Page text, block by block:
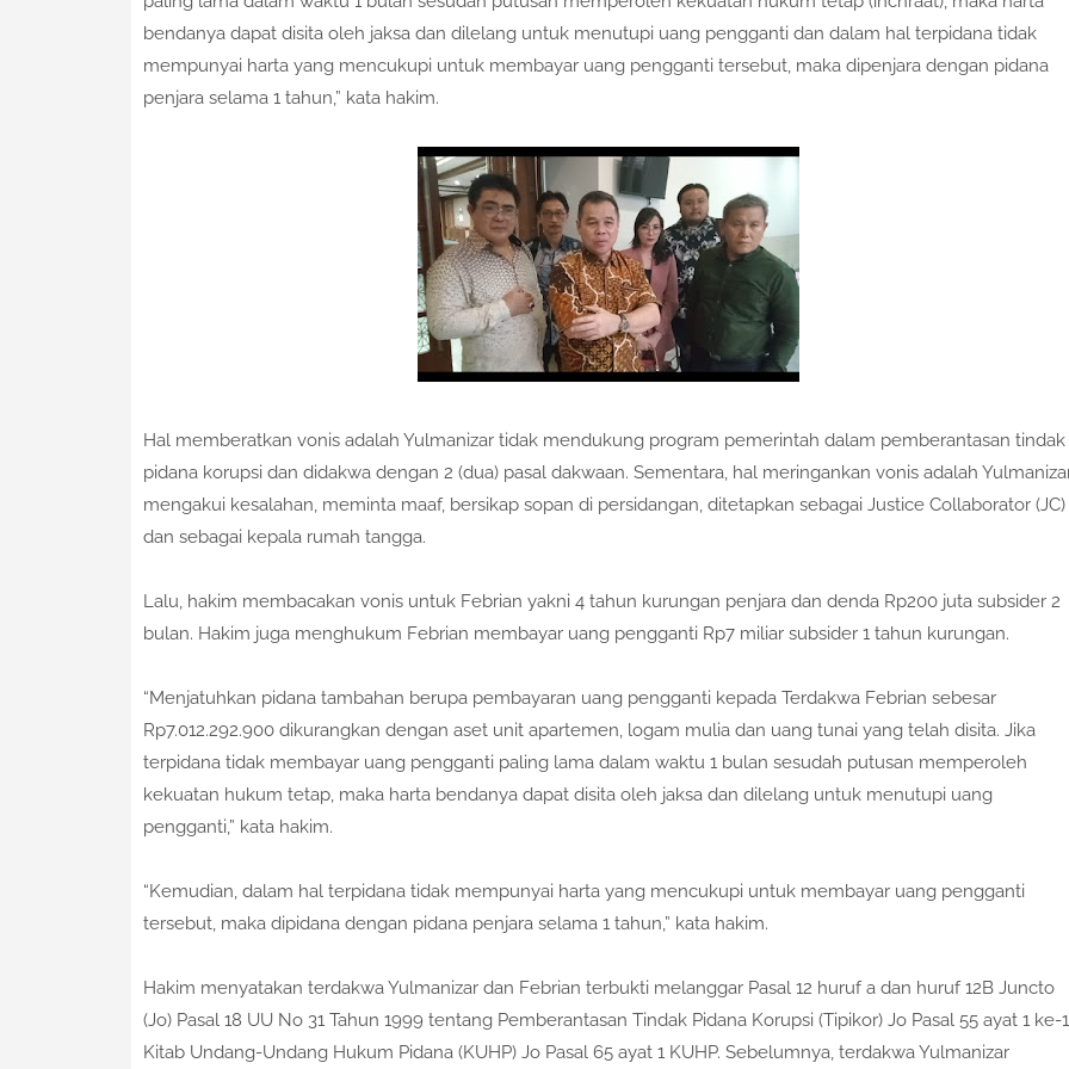
bendanya dapat disita oleh jaksa dan dilelang untuk menutupi uang pengganti dan dalam hal terpidana tidak
mempunyai harta yang mencukupi untuk membayar uang pengganti tersebut, maka dipenjara dengan pidana
penjara selama 1 tahun,” kata hakim.
Hal memberatkan vonis adalah Yulmanizar tidak mendukung program pemerintah dalam pemberantasan tindak
pidana korupsi dan didakwa dengan 2 (dua) pasal dakwaan. Sementara, hal meringankan vonis adalah
mengakui kesalahan, meminta maaf, bersikap sopan di persidangan, ditetapkan sebagai Justice Collaborator (JC)
dan sebagai kepala rumah tangga.
Lalu, hakim membacakan vonis untuk Febrian yakni 4 tahun kurungan penjara dan denda Rp200 juta subsider 2
bulan. Hakim juga menghukum Febrian membayar uang pengganti Rp7 miliar subsider 1 tahun kurungan.
“Menjatuhkan pidana tambahan berupa pembayaran uang pengganti kepada Terdakwa Febrian sebesar
Rp7.012.292.900 dikurangkan dengan aset unit apartemen, logam mulia dan uang tunai yang telah disita. Jika
terpidana tidak membayar uang pengganti paling lama dalam waktu 1 bulan sesudah putusan memperoleh
kekuatan hukum tetap, maka harta bendanya dapat disita oleh jaksa dan dilelang untuk menutupi uang
pengganti,” kata hakim.
“Kemudian, dalam hal terpidana tidak mempunyai harta yang mencukupi untuk membayar uang pengganti
tersebut, maka dipidana dengan pidana penjara selama 1 tahun,” kata hakim.
Hakim menyatakan terdakwa Yulmanizar dan Febrian terbukti melanggar Pasal 12 huruf a dan huruf 12B Juncto
(Jo) Pasal 18 UU No 31 Tahun 1999 tentang Pemberantasan Tindak Pidana Korupsi (Tipikor) Jo Pasal 55 ayat 1 ke-1
Kitab Undang-Undang Hukum Pidana (KUHP) Jo Pasal 65 ayat 1 KUHP. Sebelumnya, terdakwa Yulmanizar